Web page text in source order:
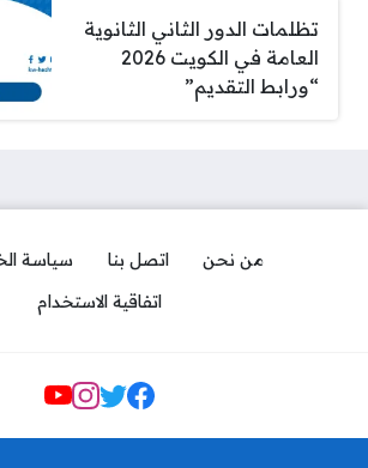
تظلمات الدور الثاني الثانوية
العامة في الكويت 2026
“ورابط التقديم”
من نحن اتصل بنا
سياسة
اتفاقية الاستخدام
Social Links